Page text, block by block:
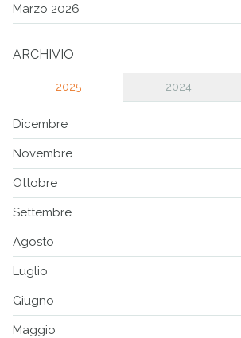
Marzo 2026
ARCHIVIO
2025 2024
Dicembre
Novembre
Ottobre
Settembre
Agosto
Luglio
Giugno
Maggio